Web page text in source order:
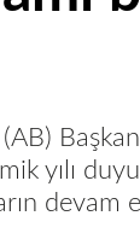
yılı
devam